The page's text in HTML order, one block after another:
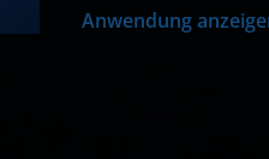
Anwendung